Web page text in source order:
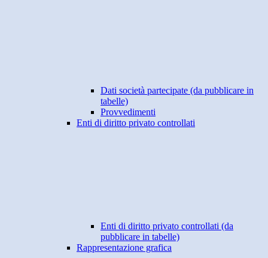
Dati società partecipate (da pubblicare in
tabelle)
Provvedimenti
Enti di diritto privato controllati
Enti di diritto privato controllati (da
pubblicare in tabelle)
Rappresentazione grafica